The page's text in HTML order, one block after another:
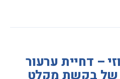
– דחיית ערעור